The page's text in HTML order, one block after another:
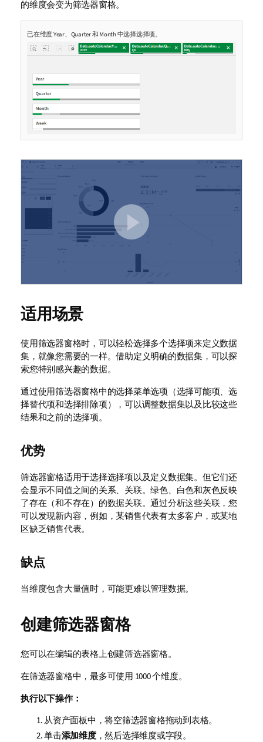
的维度会变为筛选器窗格。
已在维度 Year、Quarter 和 Month 中选择选择项。
适用场景
使用筛选器窗格时，可以轻松选择多个选择项来定义数据
集，就像您需要的一样。借助定义明确的数据集，可以探
索您特别感兴趣的数据。
通过使用筛选器窗格中的选择菜单选项（选择可能项、选
择替代项和选择排除项），可以调整数据集以及比较这些
结果和之前的选择项。
优势
筛选器窗格适用于选择选择项以及定义数据集。但它们还
会显示不同值之间的关系、关联。绿色、白色和灰色反映
了存在（和不存在）的数据关联。通过分析这些关联，您
可以发现新内容，例如，某销售代表有太多客户，或某地
区缺乏销售代表。
缺点
当维度包含大量值时，可能更难以管理数据。
创建筛选器窗格
您可以在编辑的表格上创建筛选器窗格。
在筛选器窗格中，最多可使用 1000 个维度。
执行以下操作：
从资产面板中，将空筛选器窗格拖动到表格。
单击添加维度，然后选择维度或字段。